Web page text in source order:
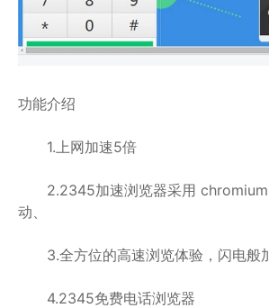
功能介绍
1.上网加速5倍
2.2345加速浏览器采用 chromium
动、
3.全方位的高速浏览体验，闪电般加
4.2345免费电话浏览器